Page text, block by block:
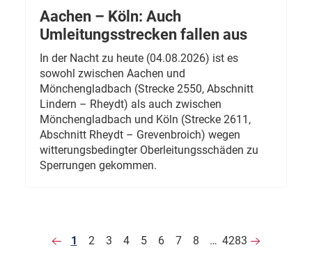
Aachen – Köln: Auch
Umleitungsstrecken fallen aus
In der Nacht zu heute (04.08.2026) ist es
sowohl zwischen Aachen und
Mönchengladbach (Strecke 2550, Abschnitt
Lindern – Rheydt) als auch zwischen
Mönchengladbach und Köln (Strecke 2611,
Abschnitt Rheydt – Grevenbroich) wegen
witterungsbedingter Oberleitungsschäden zu
Sperrungen gekommen.
1 2 3 4 5 6 7 8 … 4283